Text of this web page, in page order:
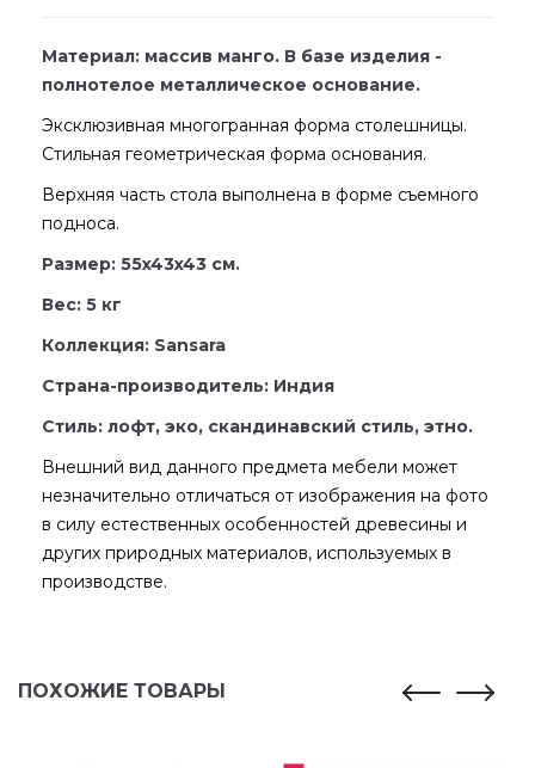
Материал: массив манго. В базе изделия -
полнотелое металлическое основание.
Эксклюзивная многогранная форма столешницы.
Стильная геометрическая форма основания.
Верхняя часть стола выполнена в форме съемного
подноса.
Размер: 55x43x43 см.
Вес: 5 кг
Коллекция: Sansara
Страна-производитель: Индия
Стиль: лофт, эко, скандинавский стиль, этно.
Внешний вид данного предмета мебели может
незначительно отличаться от изображения на фото
в силу естественных особенностей древесины и
других природных материалов, используемых в
производстве.
ПОХОЖИЕ ТОВАРЫ